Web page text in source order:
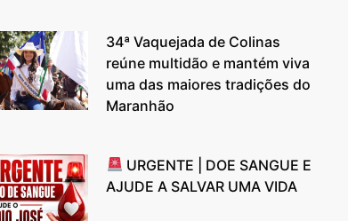
34ª Vaquejada de Colinas
reúne multidão e mantém viva
uma das maiores tradições do
Maranhão
URGENTE | DOE SANGUE E
AJUDE A SALVAR UMA VIDA